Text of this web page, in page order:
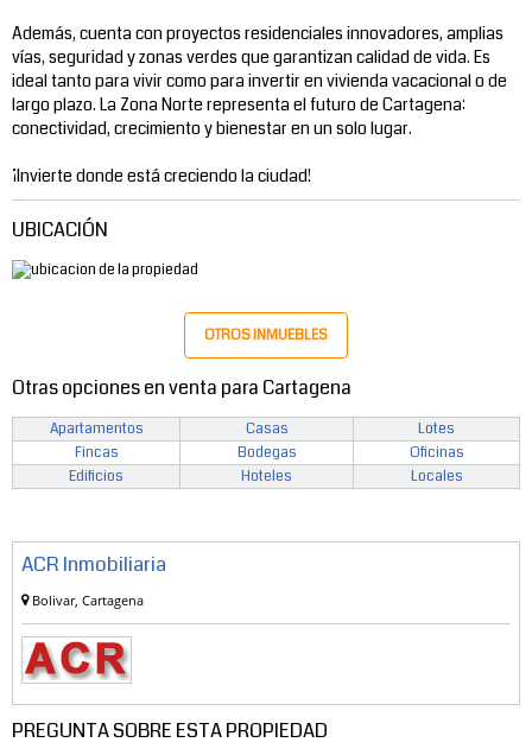
Además, cuenta con proyectos residenciales innovadores, amplias
vías, seguridad y zonas verdes que garantizan calidad de vida. Es
ideal tanto para vivir como para invertir en vivienda vacacional o de
largo plazo. La Zona Norte representa el futuro de Cartagena:
conectividad, crecimiento y bienestar en un solo lugar.
¡Invierte donde está creciendo la ciudad!
UBICACIÓN
OTROS INMUEBLES
Otras opciones en venta para Cartagena
Apartamentos Casas
Lotes
Fincas
Bodegas
Oficinas
Edificios
Hoteles Locales
ACR Inmobiliaria
Bolivar, Cartagena
PREGUNTA SOBRE ESTA PROPIEDAD